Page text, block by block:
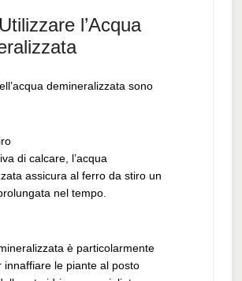
l’Acqua
demineralizzata sono
di calcare, l’acqua
assicura al ferro da stiro un
nel tempo.
è particolarmente
innaffiare le piante al posto